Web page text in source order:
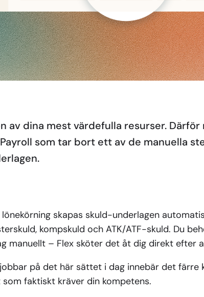
av dina mest värdefulla resurser. Därför
som tar bort ett av de manuella
skapas skuld-underlagen
kompskuld och ATK/ATF-skuld. Du
manuellt – Flex sköter det åt dig direkt efter
på det här sättet i dag innebär det färre
faktiskt kräver din kompetens.